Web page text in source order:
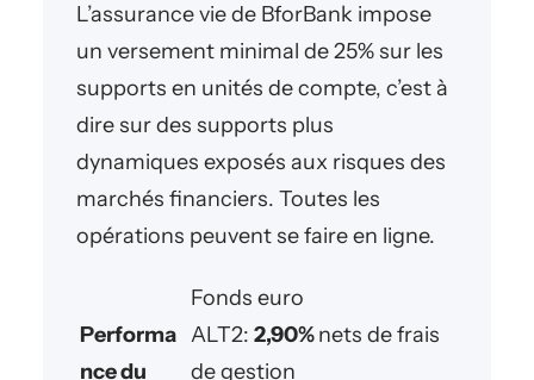
L’assurance vie de BforBank impose
un versement minimal de 25% sur les
supports en unités de compte, c’est à
dire sur des supports plus
dynamiques exposés aux risques des
marchés financiers. Toutes les
opérations peuvent se faire en ligne.
Performa
nce du
Fonds euro
ALT2: 2,90%nets de frais
de gestion